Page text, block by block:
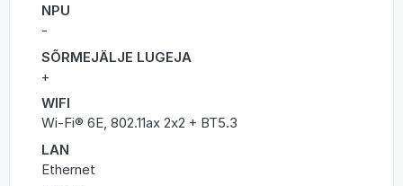
NPU
-
SÕRMEJÄLJE LUGEJA
+
WIFI
Wi-Fi® 6E, 802.11ax 2x2 + BT5.3
LAN
Ethernet